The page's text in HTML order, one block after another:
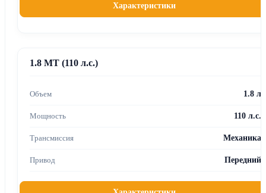
Характеристики
1.8 MT (110 л.с.)
1.8 л
110 л.с.
Механика
Передний